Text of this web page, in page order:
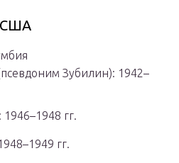
США
Зубилин): 1942–
гг.
гг.